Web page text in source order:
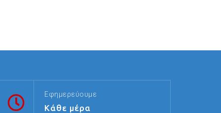
Εφημερεύουμε
Κάθε μέρα